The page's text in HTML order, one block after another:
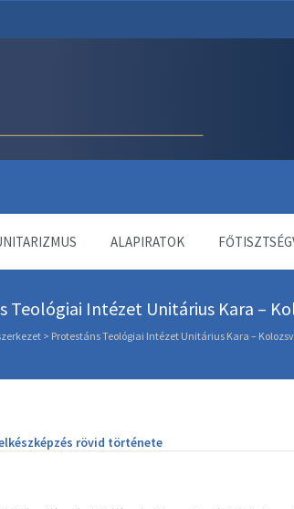
ALAPIRATOK
Teológiai Intézet Unitárius Kara –
> Protestáns Teológiai Intézet Unitárius Kara –
rövid története